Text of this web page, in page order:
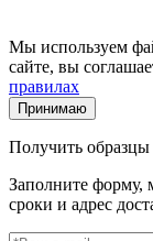
Мы используем
сайте, вы
правилах
Принимаю
Получить образцы
Заполните форму,
сроки и адрес